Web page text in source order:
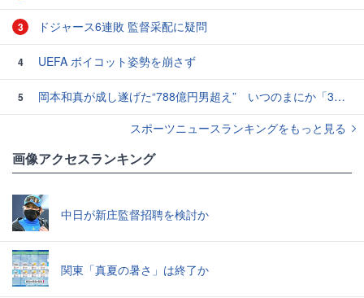
3 ドジャース6連敗 監督采配に疑問
4 UEFA ボイコット姿勢を崩さず
5
岡本和真が成し遂げた“788億円男超え” いつのまにか「3位」…見据える球団記録更新
スポーツニュースランキングをもっと見る
画像アクセスランキング
中日が新庄監督招聘を検討か
関東「真夏の暑さ」は終了か